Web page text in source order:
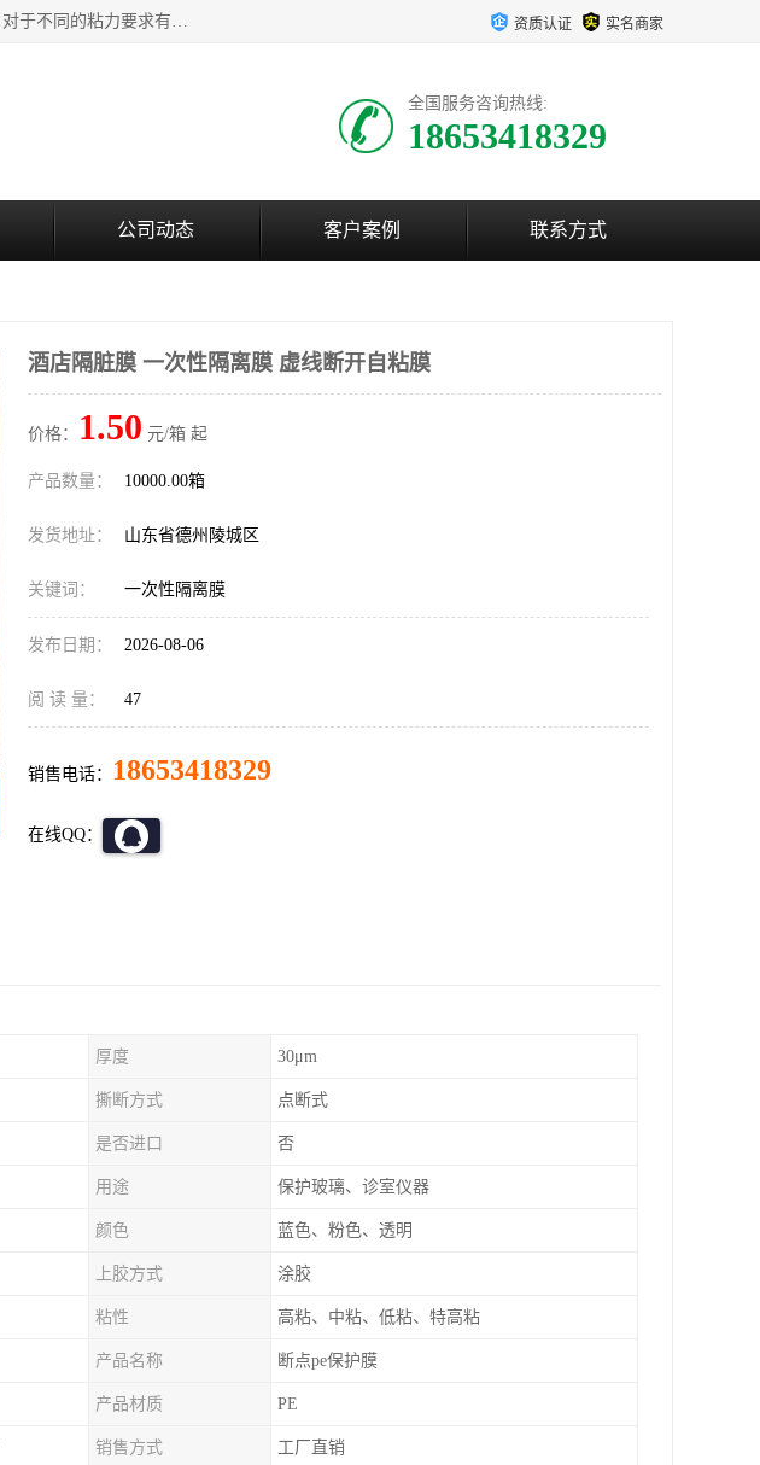
该类保护膜有复合，透明、奶白、蓝色、黑白等膜型。特高粘，高粘，中高粘，中粘，中低粘，低粘等。对于不同的粘力要求有相应的产品相适配。无胶渍残留污染。在较宽的收卷幅度下平整无皱纹，收卷长度大，利于机械化及自动化施工粘贴。为您的产品提供的表面保护解决方案。 产品广泛适用于：铝材、不锈钢、金属、塑料、电子、家电、家具、玻璃、化工材料、装饰材料等。 资质认证 实名商家
全国服务咨询热线:
18653418329
公司动态 客户案例 联系方式
酒店隔脏膜 一次性隔离膜 虚线断开自粘膜
价格： 1.50 元/箱 起
产品数量： 10000.00箱
发货地址： 山东省德州陵城区
关键词： 一次性隔离膜
发布日期： 2026-08-06
阅 读 量： 47
销售电话： 18653418329
在线QQ：
厚度 30μm
撕断方式 点断式
是否进口 否
用途 保护玻璃、诊室仪器
颜色 蓝色、粉色、透明
上胶方式 涂胶
粘性 高粘、中粘、低粘、特高粘
产品名称 断点pe保护膜
产品材质 PE
销售方式 工厂直销